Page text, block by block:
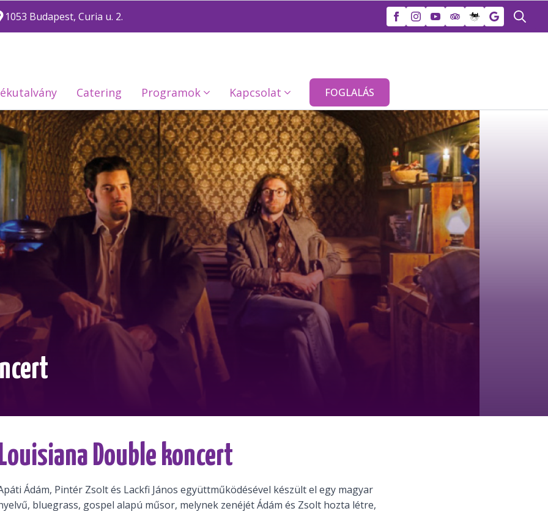
1053 Budapest, Curia u. 2.
Catering Programok Kapcsolat FOGLALÁS
Louisiana Double koncert
Ádám, Pintér Zsolt és Lackfi János együttműködésével készült el egy magyar
bluegrass, gospel alapú műsor, melynek zenéjét Ádám és Zsolt hozta létre,